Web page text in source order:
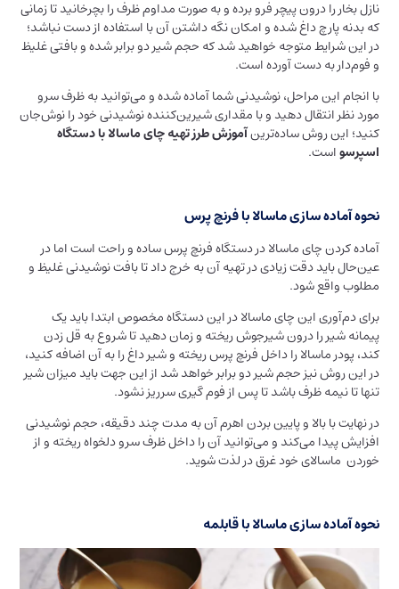
نازل بخار را درون پیچر فرو برده و به صورت مداوم ظرف را بچرخانید تا زمانی
که بدنه پارچ داغ شده و امکان نگه داشتن آن با استفاده از دست نباشد؛
در این شرایط متوجه خواهید شد که حجم شیر دو برابر شده و بافتی غلیظ
و فوم‌دار به دست آورده است.
با انجام این مراحل، نوشیدنی شما آماده شده و می‌توانید به ظرف سرو
مورد نظر انتقال دهید و با مقداری شیرین‌کننده نوشیدنی خود را نوش‌جان
کنید؛ این روش ساده‌ترینآموزش طرز تهیه چای ماسالا با دستگاه
اسپرسواست.
نحوه آماده سازی ماسالا با فرنچ پرس
آماده‌ کردن چای ماسالا در دستگاه فرنچ پرس ساده و راحت است اما در
عین‌حال باید دقت زیادی در تهیه آن به خرج داد تا بافت نوشیدنی غلیظ و
مطلوب واقع شود.
برای دم‌آوری این چای ماسالا در این دستگاه مخصوص ابتدا باید یک
پیمانه شیر را درون شیرجوش ریخته و زمان دهید تا شروع به قل زدن
کند، پودر ماسالا را داخل فرنچ پرس ریخته و شیر داغ را به آن اضافه کنید،
در این روش نیز حجم شیر دو برابر خواهد شد از این جهت باید میزان شیر
تنها تا نیمه ظرف باشد تا پس از فوم گیری سرریز نشود.
در نهایت با بالا و پایین بردن اهرم آن به مدت چند دقیقه، حجم نوشیدنی
افزایش پیدا می‌کند و می‌توانید آن را داخل ظرف سرو دلخواه ریخته و از
خوردن ماسالای خود غرق در لذت شوید.
نحوه آماده سازی ماسالا با قابلمه